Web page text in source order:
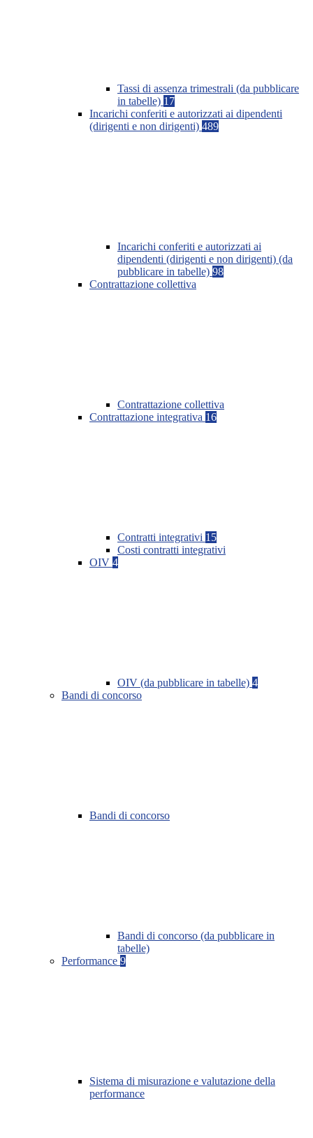
Tassi di assenza trimestrali (da pubblicare
in tabelle) 17
Incarichi conferiti e autorizzati ai dipendenti
(dirigenti e non dirigenti) 489
Incarichi conferiti e autorizzati ai
dipendenti (dirigenti e non dirigenti) (da
pubblicare in tabelle) 98
Contrattazione collettiva
Contrattazione collettiva
Contrattazione integrativa 16
Contratti integrativi 15
Costi contratti integrativi
OIV 4
OIV (da pubblicare in tabelle) 4
Bandi di concorso
Bandi di concorso
Bandi di concorso (da pubblicare in
tabelle)
Performance 9
Sistema di misurazione e valutazione della
performance